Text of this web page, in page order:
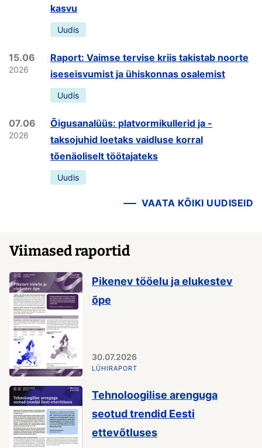
kasvu
Uudis
15.06
2026
Raport: Vaimse tervise kriis takistab noorte
iseseisvumist ja ühiskonnas osalemist
Uudis
07.06
2026
Õigusanalüüs: platvormikullerid ja -
taksojuhid loetaks vaidluse korral
tõenäoliselt töötajateks
Uudis
VAATA KÕIKI UUDISEID
Viimased raportid
Pikenev tööelu ja elukestev
õpe
30.07.2026
LÜHIRAPORT
Tehnoloogilise arenguga
seotud trendid Eesti
ettevõtluses